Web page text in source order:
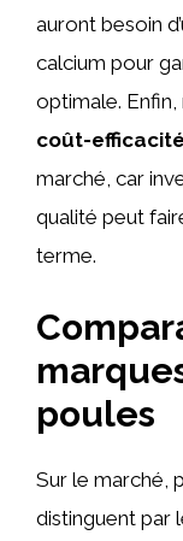
auront besoin
calcium pour
optimale. Enfin,
coût-efficacité
marché, car
qualité peut
terme.
poules
Sur le marché,
distinguent par